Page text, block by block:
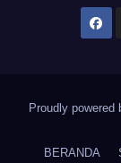
Proudly powered
BERANDA